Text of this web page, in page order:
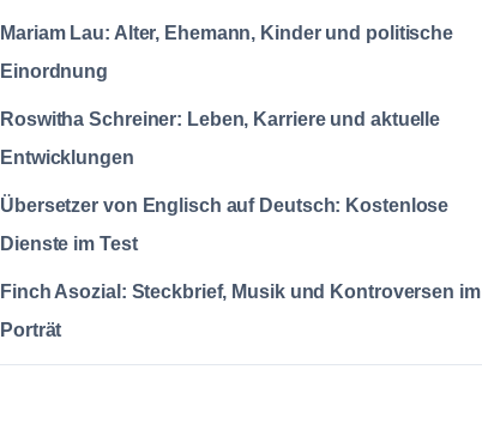
Mariam Lau: Alter, Ehemann, Kinder und politische
Einordnung
Roswitha Schreiner: Leben, Karriere und aktuelle
Entwicklungen
Übersetzer von Englisch auf Deutsch: Kostenlose
Dienste im Test
Finch Asozial: Steckbrief, Musik und Kontroversen im
Porträt